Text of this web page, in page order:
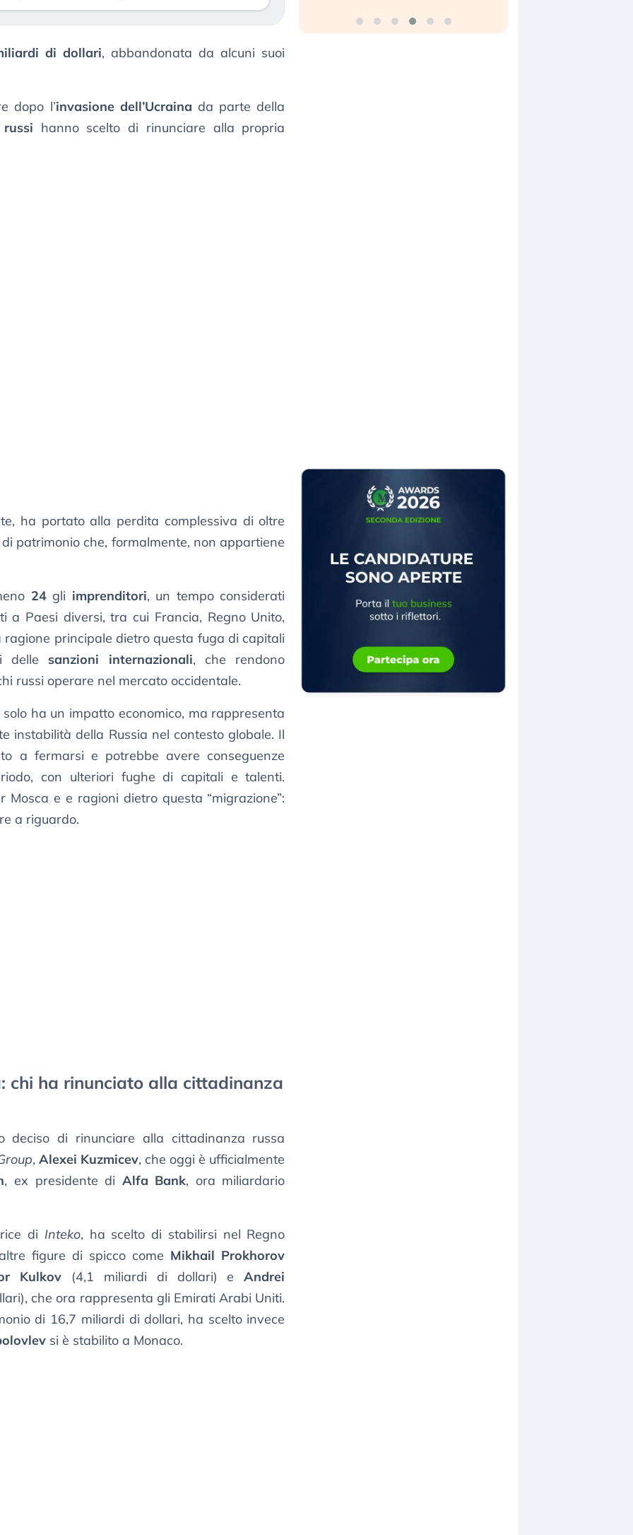
di dollari, abbandonata da alcuni suoi
dopo l’invasione dell’Ucraina da parte della
hanno scelto di rinunciare alla propria
ha portato alla perdita complessiva di oltre
patrimonio che, formalmente, non appartiene
24gli imprenditori, un tempo considerati
a Paesi diversi, tra cui Francia, Regno Unito,
principale dietro questa fuga di capitali
delle sanzioni internazionali, che rendono
russi operare nel mercato occidentale.
solo ha un impatto economico, ma rappresenta
instabilità della Russia nel contesto globale. Il
a fermarsi e potrebbe avere conseguenze
con ulteriori fughe di capitali e talenti.
Mosca e e ragioni dietro questa “migrazione”:
a riguardo.
chi ha rinunciato alla cittadinanza
di rinunciare alla cittadinanza russa
, Alexei Kuzmicev, che oggi è ufficialmente
, ex presidente di Alfa Bank, ora miliardario
di Inteko, ha scelto di stabilirsi nel Regno
figure di spicco come Mikhail Prokhorov
Kulkov (4,1 miliardi di dollari) eAndrei
che ora rappresenta gli Emirati Arabi Uniti.
di 16,7 miliardi di dollari, ha scelto invece
si è stabilito a Monaco.